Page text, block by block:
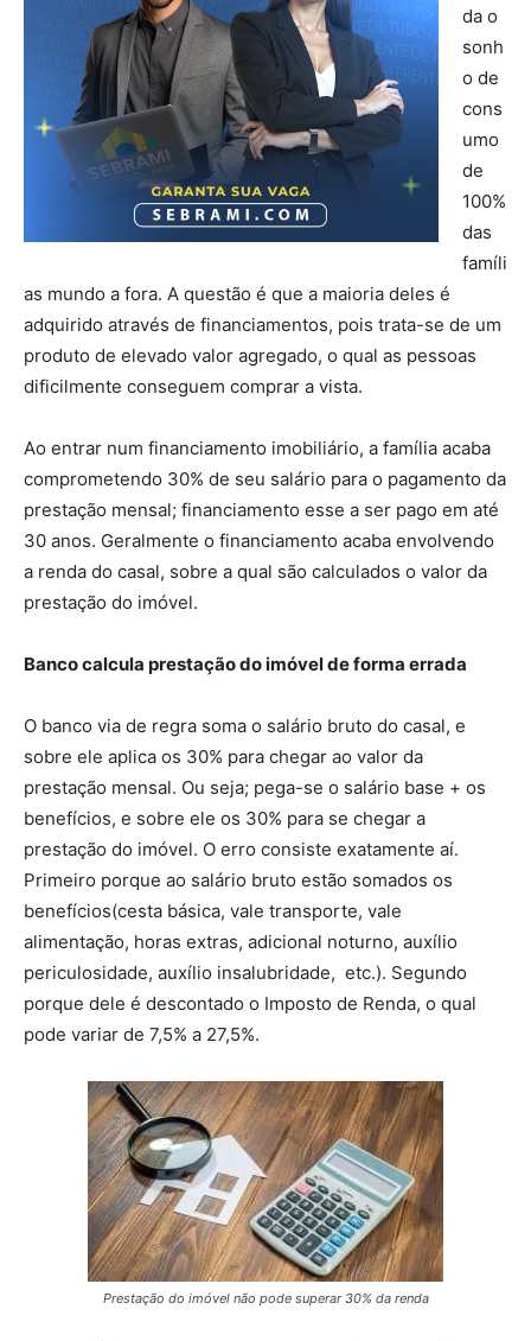
da o
sonh
o de
cons
umo
de
100%
das
famíli
as mundo a fora. A questão é que a maioria deles é
adquirido através de financiamentos, pois trata-se de um
produto de elevado valor agregado, o qual as pessoas
dificilmente conseguem comprar a vista.
Ao entrar num financiamento imobiliário, a família acaba
comprometendo 30% de seu salário para o pagamento da
prestação mensal; financiamento esse a ser pago em até
30 anos. Geralmente o financiamento acaba envolvendo
a renda do casal, sobre a qual são calculados o valor da
prestação do imóvel.
Banco calcula prestação do imóvel de forma errada
O banco via de regra soma o salário bruto do casal, e
sobre ele aplica os 30% para chegar ao valor da
prestação mensal. Ou seja; pega-se o salário base + os
benefícios, e sobre ele os 30% para se chegar a
prestação do imóvel. O erro consiste exatamente aí.
Primeiro porque ao salário bruto estão somados os
benefícios(cesta básica, vale transporte, vale
alimentação, horas extras, adicional noturno, auxílio
periculosidade, auxílio insalubridade, etc.). Segundo
porque dele é descontado o Imposto de Renda, o qual
pode variar de 7,5% a 27,5%.
Prestação do imóvel não pode superar 30% da renda